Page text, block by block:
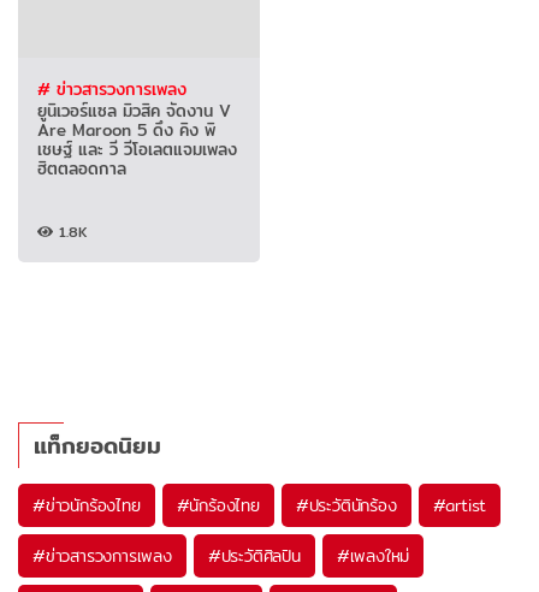
# ข่าวสารวงการเพลง
ยูนิเวอร์แซล มิวสิค จัดงาน V
Are Maroon 5 ดึง คิง พิ
เชษฐ์ และ วี วีโอเลตแจมเพลง
ฮิตตลอดกาล
1.8K
แท็กยอดนิยม
#ข่าวนักร้องไทย #นักร้องไทย #ประวัตินักร้อง #artist
#ข่าวสารวงการเพลง #ประวัติศิลปิน #เพลงใหม่